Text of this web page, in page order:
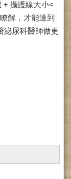
+ 攝護線大小<
解，才能達到
泌尿科醫師做更